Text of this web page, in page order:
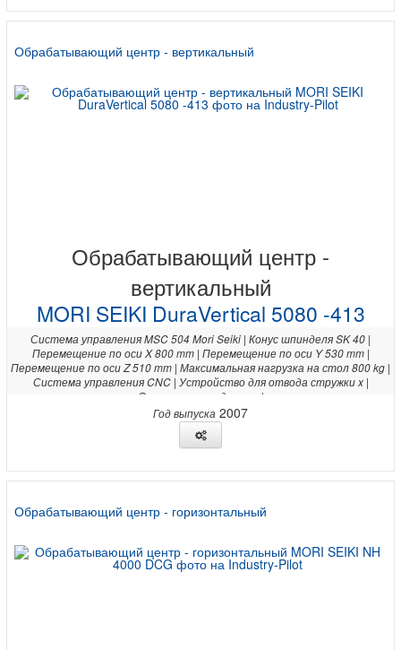
Обрабатывающий центр - вертикальный
Обрабатывающий центр -
вертикальный
MORI SEIKI DuraVertical 5080 -413
Система управления MSC 504 Mori Seiki | Конус шпинделя SK 40 |
Перемещение по оси X 800 mm | Перемещение по оси Y 530 mm |
Перемещение по оси Z 510 mm | Максимальная нагрузка на стол 800 kg |
Система управления CNC | Устройство для отвода стружки x |
Система охлаждения x |
Год выпуска 2007
Обрабатывающий центр - горизонтальный